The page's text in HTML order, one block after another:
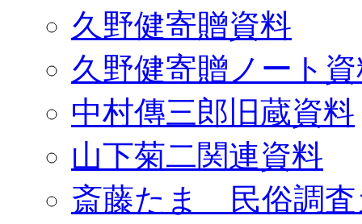
久野健寄贈資料
久野健寄贈ノート
中村傳三郎旧蔵資料
山下菊二関連資料
斎藤たま 民俗調査